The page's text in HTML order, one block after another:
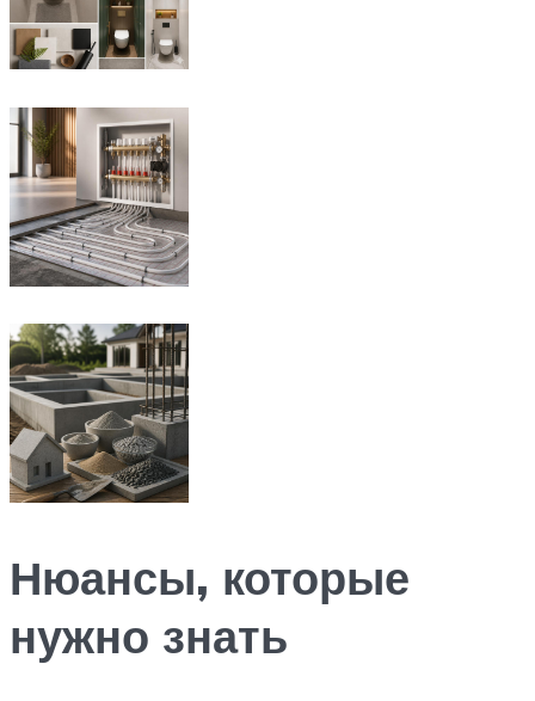
Нюансы, которые
нужно знать